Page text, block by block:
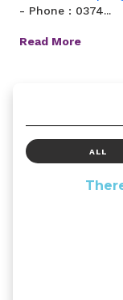
- Phone : 0374...
Read More
ALL